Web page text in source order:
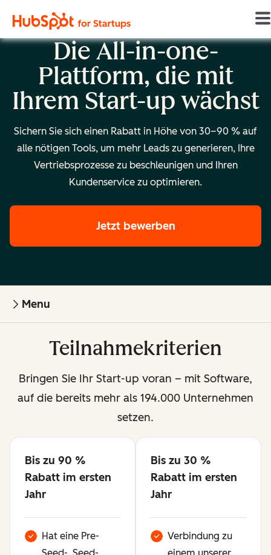
Die All-in-one-
Plattform, die mit
Ihrem Start-up wächst
Sichern Sie sich einen Rabatt in Höhe von 30–90 % auf
alle nötigen Tools, um mehr Leads zu generieren, Ihre
Vertriebsprozesse zu beschleunigen und Ihren
Kundenservice zu optimieren.
Jetzt bewerben
Menu
Teilnahmekriterien
Bringen Sie Ihr Start-up voran – mit Software,
auf die bereits mehr als 194.000 Unternehmen
setzen.
Bis zu 90 %
Rabatt im ersten
Jahr
Verfügbar
Hat eine Pre-
Bis zu 30 %
Rabatt im ersten
Jahr
Verfügbar
Verbindung zu